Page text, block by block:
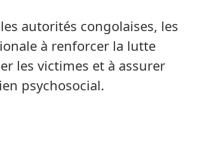
autorités congolaises, les
à renforcer la lutte
les victimes et à assurer
psychosocial.